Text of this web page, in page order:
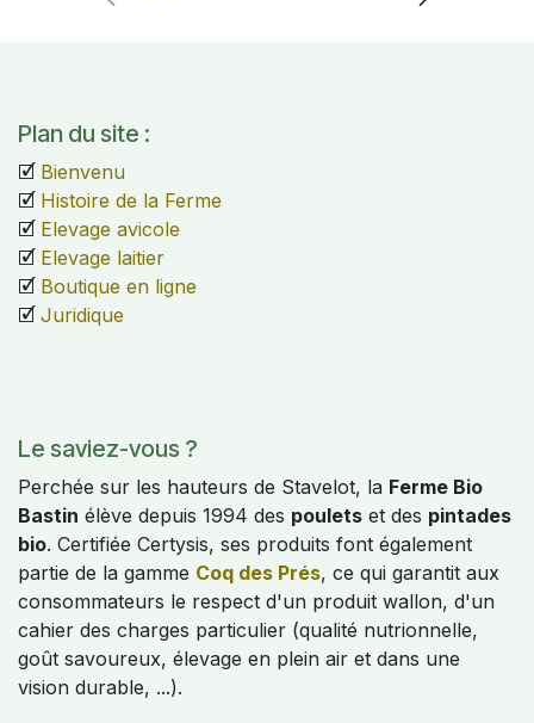
Plan du site :
🗹 Bienvenu
🗹 Histoire de la Ferme
🗹 Elevage avicole
🗹 Elevage laitier
🗹 Boutique en ligne
🗹 Juridique
Le saviez-vous ?
Perchée sur les hauteurs de Stavelot, la Ferme Bio
Bastin élève depuis 1994 des poulets et des pintades
bio. Certifiée Certysis, ses produits font également
partie de la gamme Coq des Prés, ce qui garantit aux
consommateurs le respect d'un produit wallon, d'un
cahier des charges particulier (qualité nutrionnelle,
goût savoureux, élevage en plein air et dans une
vision durable, ...).